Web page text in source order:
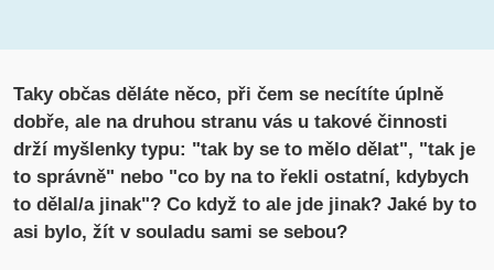
Taky občas děláte něco, při čem se necítíte úplně
dobře, ale na druhou stranu vás u takové činnosti
drží myšlenky typu: "tak by se to mělo dělat", "tak je
to správně" nebo "co by na to řekli ostatní, kdybych
to dělal/a jinak"? Co když to ale jde jinak? Jaké by to
asi bylo, žít v souladu sami se sebou?